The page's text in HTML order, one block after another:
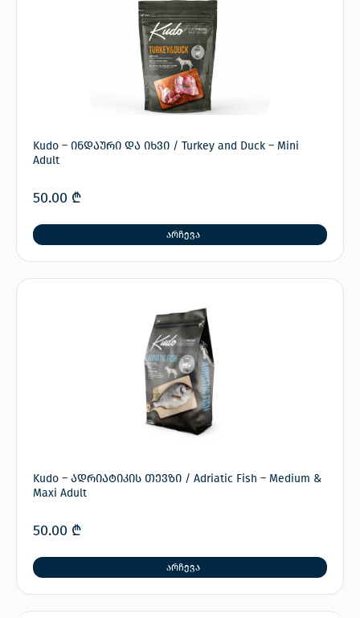
Kudo – ინდაური და იხვი / Turkey and Duck – Mini
Adult
50.00 ₾
არჩევა
Kudo – ადრიატიკის თევზი / Adriatic Fish – Medium &
Maxi Adult
50.00 ₾
არჩევა